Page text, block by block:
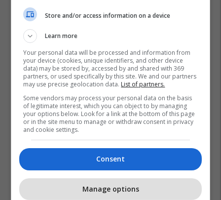
Britania E Madhe Stuhia Dennis Londër
Store and/or access information on a device
Learn more
Your personal data will be processed and information from
your device (cookies, unique identifiers, and other device
data) may be stored by, accessed by and shared with 369
partners, or used specifically by this site. We and our partners
may use precise geolocation data. List of partners.
Some vendors may process your personal data on the basis
of legitimate interest, which you can object to by managing
your options below. Look for a link at the bottom of this page
or in the site menu to manage or withdraw consent in privacy
and cookie settings.
Consent
Manage options